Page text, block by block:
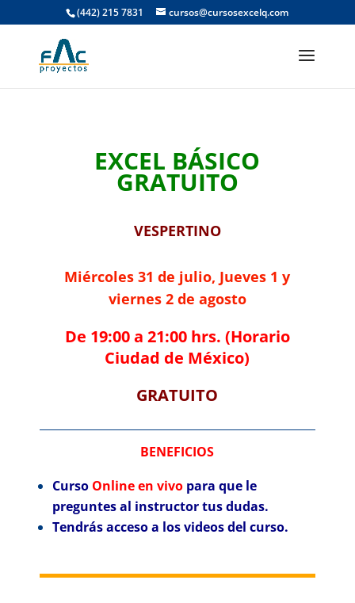
(442) 215 7831 cursos@cursosexcelq.com
EXCEL BÁSICO
GRATUITO
VESPERTINO
Miércoles 31 de julio, Jueves 1 y
viernes 2 de agosto
De 19:00 a 21:00 hrs. (Horario
Ciudad de México)
GRATUITO
BENEFICIOS
Curso Online en vivopara que le
preguntes al instructor tus dudas.
Tendrás acceso a los videos del curso.